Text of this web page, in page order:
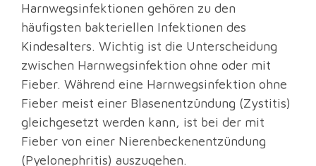
Harnwegsinfektionen gehören zu den
häufigsten bakteriellen Infektionen des
Kindesalters. Wichtig ist die Unterscheidung
zwischen Harnwegsinfektion ohne oder mit
Fieber. Während eine Harnwegsinfektion ohne
Fieber meist einer Blasenentzündung (Zystitis)
gleichgesetzt werden kann, ist bei der mit
Fieber von einer Nierenbeckenentzündung
(Pyelonephritis) auszugehen.